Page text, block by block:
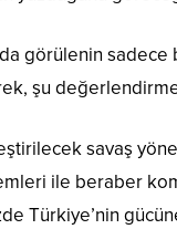
görülenin sadece
şu
savaş
ile beraber
Türkiye’nin